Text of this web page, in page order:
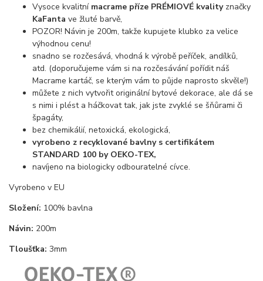
Vysoce kvalitní macrame příze PRÉMIOVÉ kvalityznačky
KaFanta ve žluté barvě,
POZOR! Návin je 200m, takže kupujete klubko za velice
výhodnou cenu!
snadno se rozčesává, vhodná k výrobě peříček, andílků,
atd. (doporučujeme vám si na rozčesávání pořídit náš
Macrame kartáč, se kterým vám to půjde naprosto skvěle!)
můžete z nich vytvořit originální bytové dekorace, ale dá se
s nimi i plést a háčkovat tak, jak jste zvyklé se šňůrami či
špagáty,
bez chemikálií, netoxická, ekologická,
vyrobeno z recyklované bavlny s certifikátem
STANDARD 100 by OEKO-TEX,
navíjeno na biologicky odbouratelné cívce.
Vyrobeno v EU
Složení: 100% bavlna
Návin: 200m
Tloušťka: 3mm